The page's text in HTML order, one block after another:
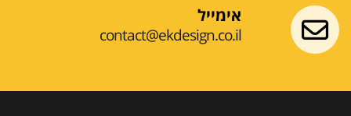
אימייל
contact@ekdesign.co.il